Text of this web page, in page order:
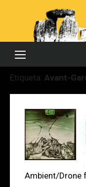
Etiqueta: Avant-
Ambient/Drone